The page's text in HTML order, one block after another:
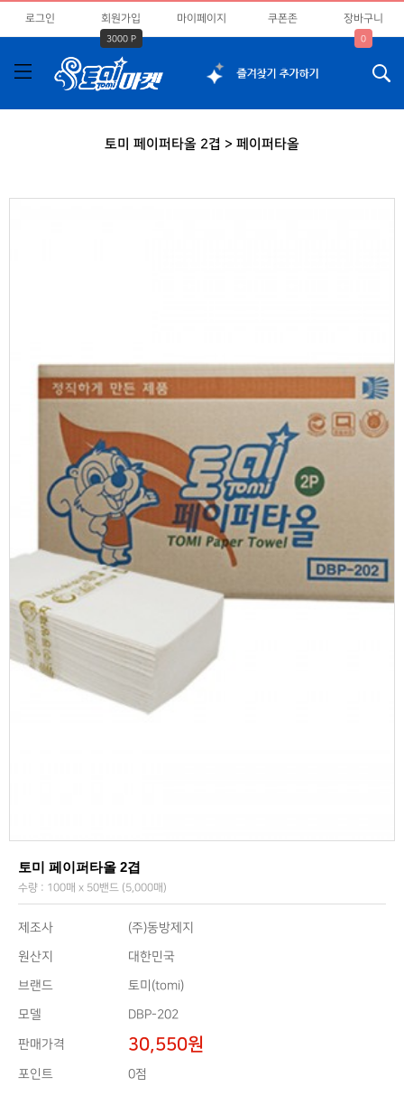
로그인 회원가입
3000 P
마이페이지 쿠폰존 장바구니
0
토미 페이퍼타올 2겹 > 페이퍼타올
토미 페이퍼타올 2겹
수량 : 100매 x 50밴드 (5,000매)
제조사 (주)동방제지
원산지 대한민국
브랜드 토미(tomi)
모델 DBP-202
판매가격 30,550원
포인트 0점